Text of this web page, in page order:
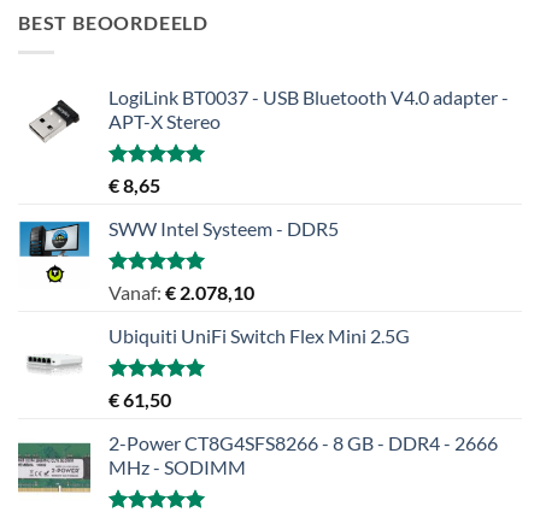
BEST BEOORDEELD
LogiLink BT0037 - USB Bluetooth V4.0 adapter -
APT-X Stereo
Gewaardeerd
5.00
€8,65
SWW Intel Systeem - DDR5
Gewaardeerd
Vanaf: € 2.078,10
Ubiquiti UniFi Switch Flex Mini 2.5G
Gewaardeerd
uit 5
€61,50
2-Power CT8G4SFS8266 - 8 GB - DDR4 - 2666
MHz - SODIMM